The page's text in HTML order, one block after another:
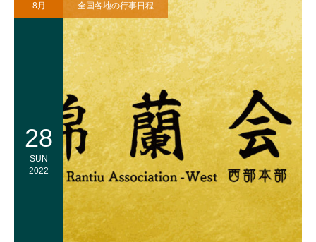
8月
28
SUN
2022
全国各地の行事日程